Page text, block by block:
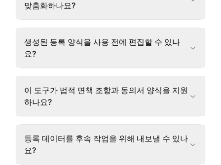
맞춤화하나요?
생성된 등록 양식을 사용 전에 편집할 수 있나
요?
이 도구가 법적 면책 조항과 동의서 양식을 지원
하나요?
등록 데이터를 후속 작업을 위해 내보낼 수 있나
요?